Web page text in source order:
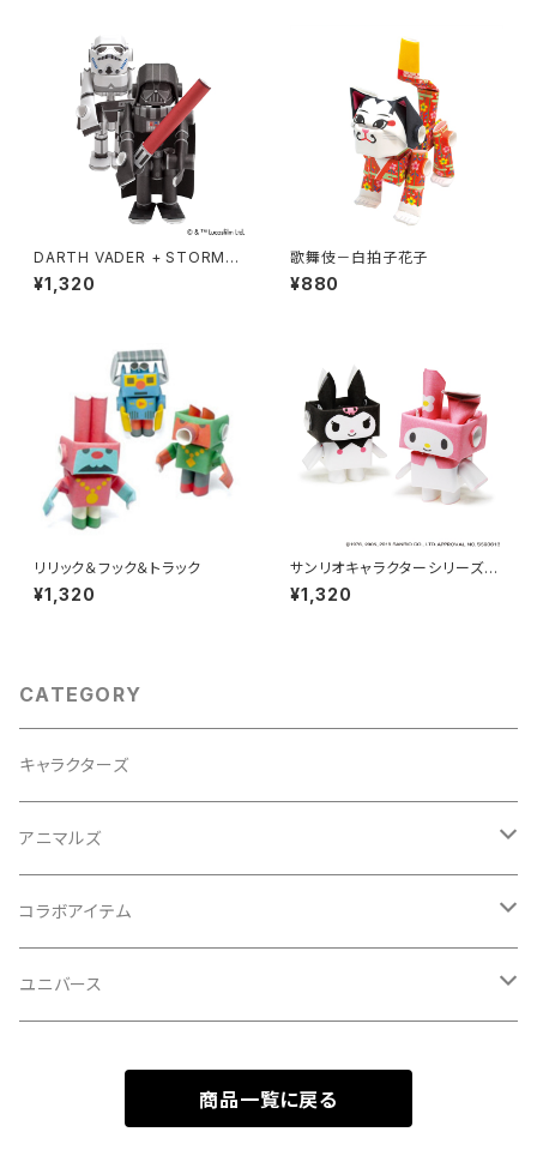
DARTH VADER + STORMT
ROOPER
¥1,320
歌舞伎－白拍子花子
¥880
リリック＆フック＆トラック
¥1,320
サンリオキャラクターシリーズ
[マイメロディ・クロミ]
¥1,320
CATEGORY
キャラクターズ
アニマルズ
イヌシリーズ
ネコシリーズ
コラボアイテム
初音ミクシリーズ
エヴァンゲリオンシリーズ
ユニバース
商品一覧に戻る